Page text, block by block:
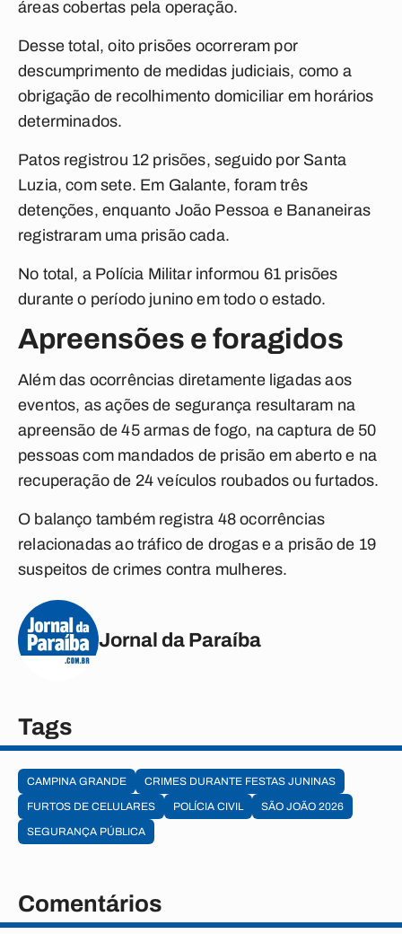
áreas cobertas pela operação.
Desse total, oito prisões ocorreram por
descumprimento de medidas judiciais, como a
obrigação de recolhimento domiciliar em horários
determinados.
Patos registrou 12 prisões, seguido por Santa
Luzia, com sete. Em Galante, foram três
detenções, enquanto João Pessoa e Bananeiras
registraram uma prisão cada.
No total, a Polícia Militar informou 61 prisões
durante o período junino em todo o estado.
Apreensões e foragidos
Além das ocorrências diretamente ligadas aos
eventos, as ações de segurança resultaram na
apreensão de 45 armas de fogo, na captura de 50
pessoas com mandados de prisão em aberto e na
recuperação de 24 veículos roubados ou furtados.
O balanço também registra 48 ocorrências
relacionadas ao tráfico de drogas e a prisão de 19
suspeitos de crimes contra mulheres.
Jornal da Paraíba
Tags
CAMPINA GRANDE
CRIMES DURANTE FESTAS JUNINAS
FURTOS DE CELULARES
POLÍCIA CIVIL
SÃO JOÃO 2026
SEGURANÇA PÚBLICA
Comentários